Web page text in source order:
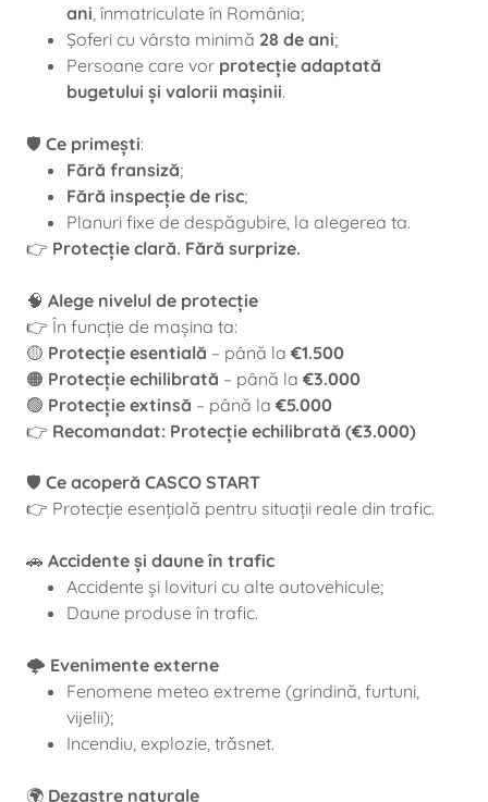
ani, înmatriculate în România;
Șoferi cu vârsta minimă 28 de ani;
Persoane care vor protecție adaptată
bugetului și valorii mașinii.
🛡️ Ce primești:
Fără fransiză;
Fără inspecție de risc;
Planuri fixe de despăgubire, la alegerea ta.
👉 Protecție clară. Fără surprize.
🧠 Alege nivelul de protecție
👉 În funcție de mașina ta:
🟡 Protecție esentială – până la €1.500
🟠 Protecție echilibrată – până la €3.000
🟢 Protecție extinsă – până la €5.000
👉 Recomandat: Protecție echilibrată (€3.000)
🛡️ Ce acoperă CASCO START
👉 Protecție esențială pentru situații reale din trafic.
🚗 Accidente și daune în trafic
Accidente și lovituri cu alte autovehicule;
Daune produse în trafic.
🌩️ Evenimente externe
Fenomene meteo extreme (grindină, furtuni,
vijelii);
Incendiu, explozie, trăsnet.
🌍 Dezastre naturale